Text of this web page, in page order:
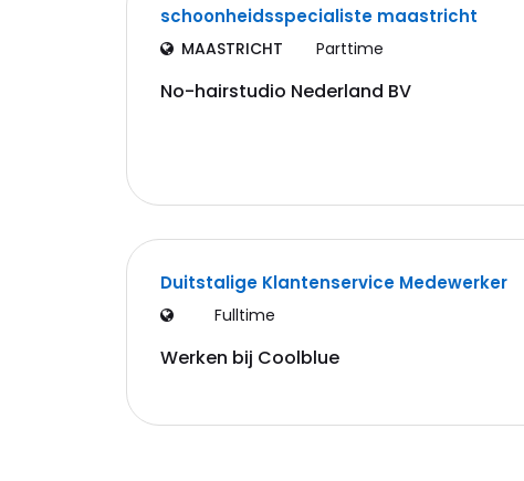
schoonheidsspecialiste maastricht
MAASTRICHT Parttime
No-hairstudio Nederland BV
Duitstalige Klantenservice Medewerker
Fulltime
Werken bij Coolblue